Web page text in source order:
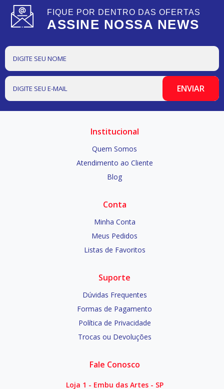
FIQUE POR DENTRO DAS OFERTAS
ASSINE NOSSA NEWS
Institucional
Quem Somos
Atendimento ao Cliente
Blog
Conta
Minha Conta
Meus Pedidos
Listas de Favoritos
Suporte
Dúvidas Frequentes
Formas de Pagamento
Política de Privacidade
Trocas ou Devoluções
Fale Conosco
Loja 1 - Embu das Artes - SP